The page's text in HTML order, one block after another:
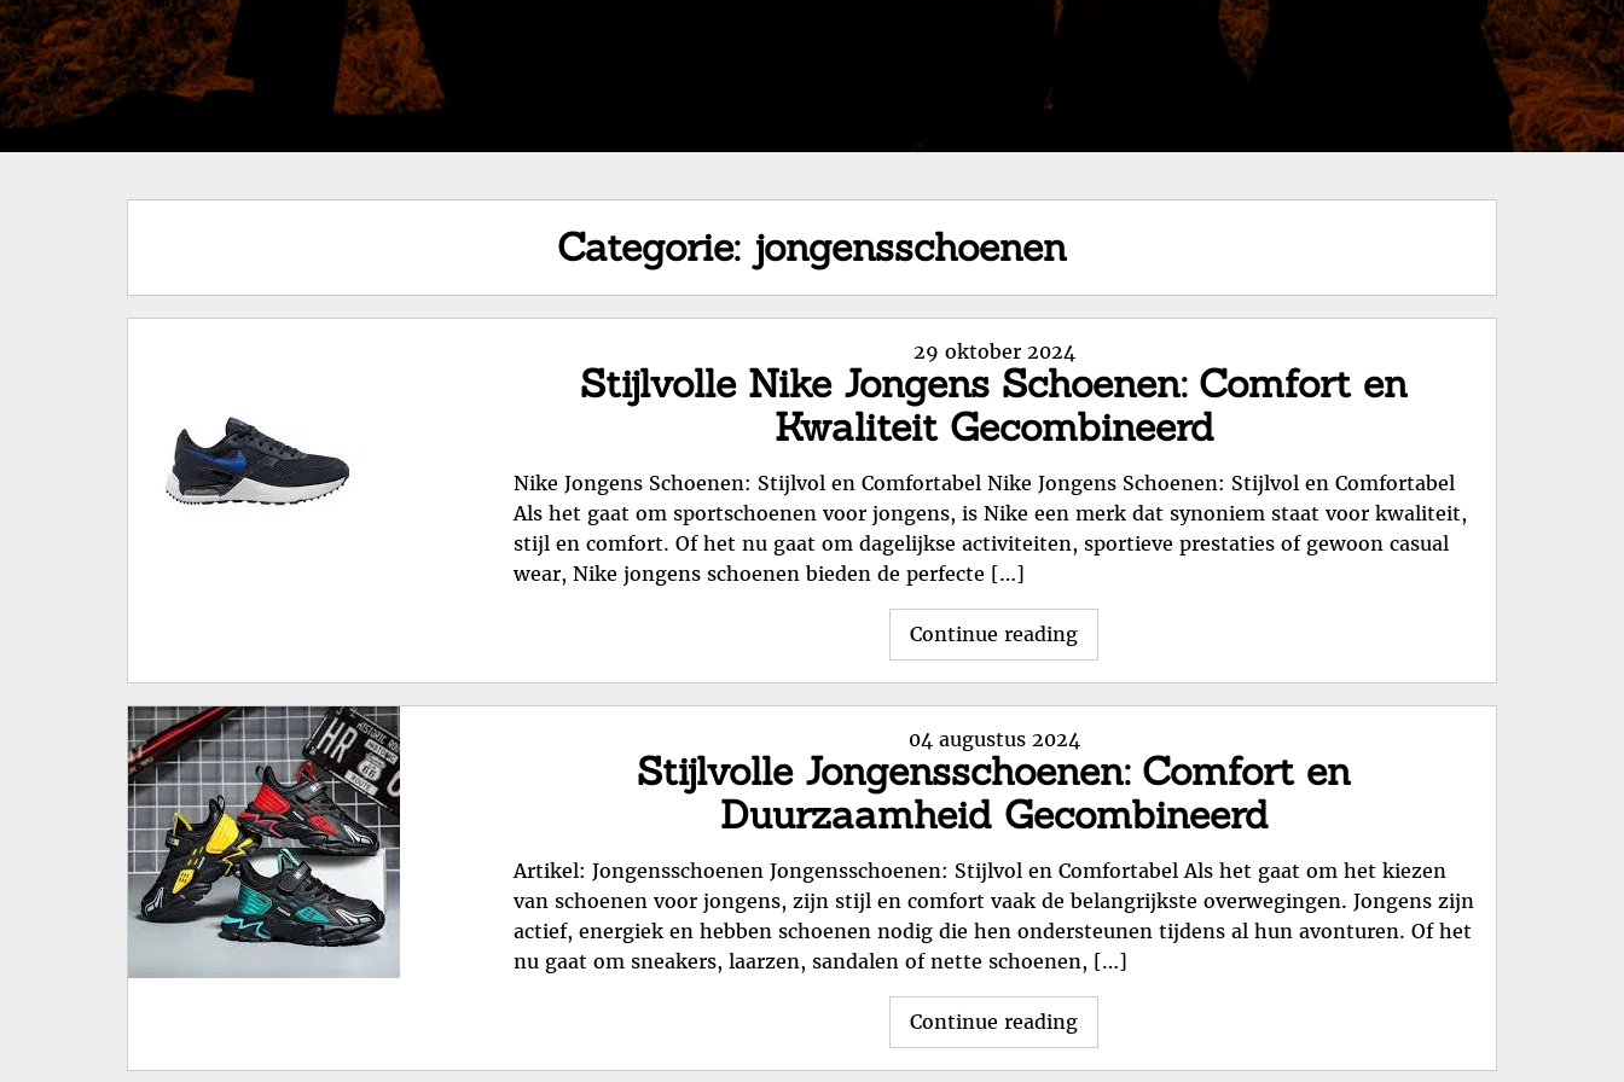
Categorie: jongensschoenen
Posted
on
29 oktober 2024
Stijlvolle Nike Jongens Schoenen: Comfort en
Kwaliteit Gecombineerd
Nike Jongens Schoenen: Stijlvol en Comfortabel Nike Jongens Schoenen: Stijlvol en Comfortabel
Als het gaat om sportschoenen voor jongens, is Nike een merk dat synoniem staat voor kwaliteit,
stijl en comfort. Of het nu gaat om dagelijkse activiteiten, sportieve prestaties of gewoon casual
wear, Nike jongens schoenen bieden de perfecte […]
Continue reading"Stijlvolle
Nike
Comfort
en
Kwaliteit
Posted
on
04 augustus 2024
Stijlvolle Jongensschoenen: Comfort en
Duurzaamheid Gecombineerd
Artikel: Jongensschoenen Jongensschoenen: Stijlvol en Comfortabel Als het gaat om het kiezen
van schoenen voor jongens, zijn stijl en comfort vaak de belangrijkste overwegingen. Jongens zijn
actief, energiek en hebben schoenen nodig die hen ondersteunen tijdens al hun avonturen. Of het
nu gaat om sneakers, laarzen, sandalen of nette schoenen, […]
Continue reading"Stijlvolle
Jongensschoenen: